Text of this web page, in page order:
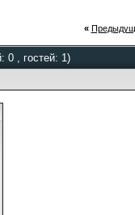
«
0 , гостей: 1)